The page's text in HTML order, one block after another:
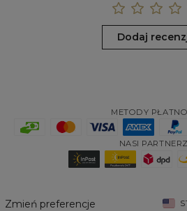
Dodaj
METODY
NASI
Zmień preferencje